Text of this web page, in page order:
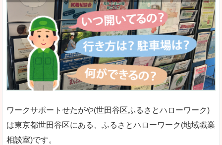
ワークサポートせたがや(世田谷区ふるさとハローワーク)
は東京都世田谷区にある、ふるさとハローワーク(地域職業
相談室)です。